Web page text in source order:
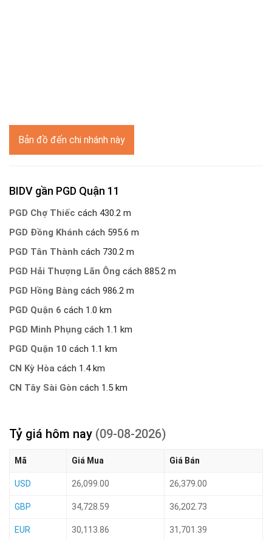
Bản đồ đến chi nhánh này
BIDV gần PGD Quận 11
PGD Chợ Thiếc cách 430.2 m
PGD Đồng Khánh cách 595.6 m
PGD Tân Thành cách 730.2 m
PGD Hải Thượng Lãn Ông cách 885.2 m
PGD Hồng Bàng cách 986.2 m
PGD Quận 6 cách 1.0 km
PGD Minh Phụng cách 1.1 km
PGD Quận 10 cách 1.1 km
CN Kỳ Hòa cách 1.4 km
CN Tây Sài Gòn cách 1.5 km
Tỷ giá hôm nay (09-08-2026)
Mã Giá Mua Giá Bán
USD 26,099.00 26,379.00
GBP 34,728.59 36,202.73
EUR 30,113.86 31,701.39